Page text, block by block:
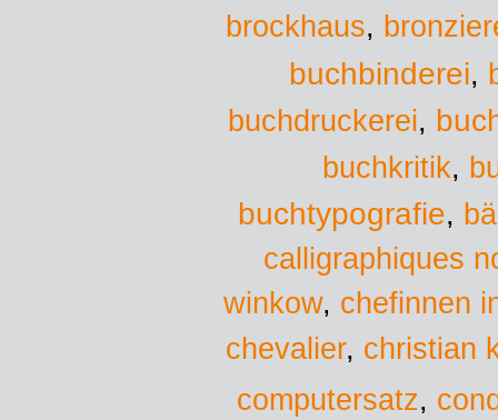
brockhaus,
buchbinderei,
buchdruckerei,
buchkritik,
buchtypografie,
calligraphiques
winkow, chefinnen
chevalier, christian
computersatz,